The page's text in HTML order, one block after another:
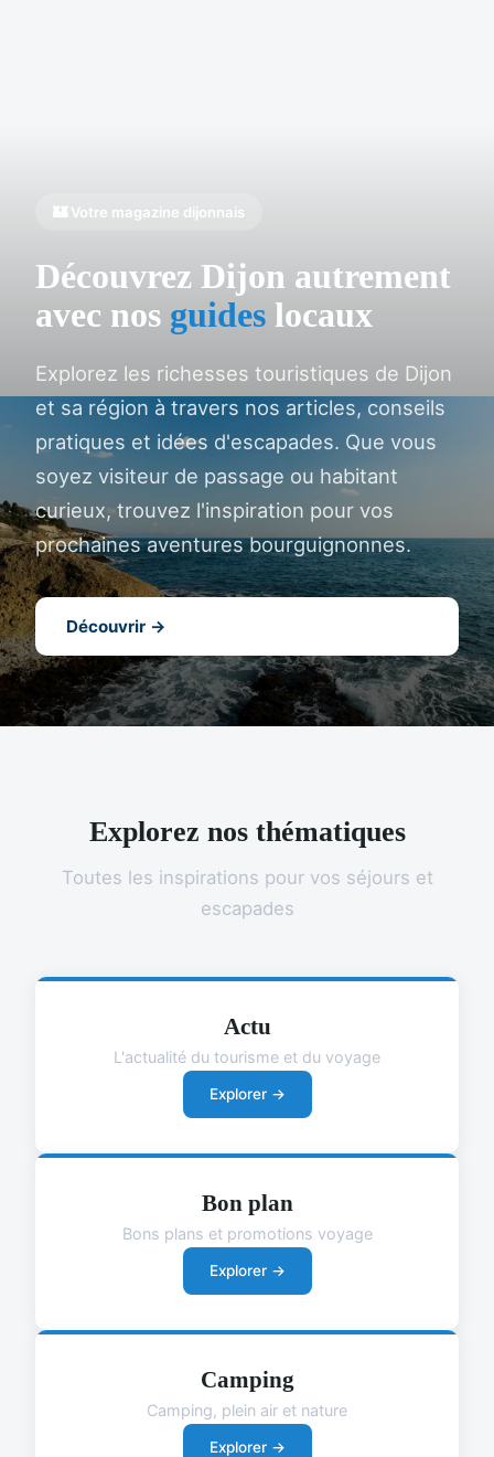
🏰 Votre magazine dijonnais
Découvrez Dijon autrement
avec nos guides locaux
Explorez les richesses touristiques de Dijon
et sa région à travers nos articles, conseils
pratiques et idées d'escapades. Que vous
soyez visiteur de passage ou habitant
curieux, trouvez l'inspiration pour vos
prochaines aventures bourguignonnes.
Découvrir →
Explorez nos thématiques
Toutes les inspirations pour vos séjours et
escapades
Actu
L'actualité du tourisme et du voyage
Explorer →
Bon plan
Bons plans et promotions voyage
Explorer →
Camping
Camping, plein air et nature
Explorer →